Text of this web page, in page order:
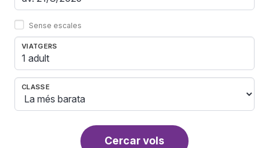
Sense escales
VIATGERS
1 adult
CLASSE
Cercar vols